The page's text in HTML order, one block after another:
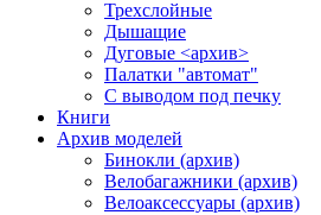
Трехслойные
Дышащие
Дуговые <архив>
Палатки "автомат"
C выводом под печку
Книги
Архив моделей
Бинокли (архив)
Велобагажники (архив)
Велоаксессуары (архив)